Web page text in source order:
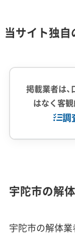
宇陀市で解体
物理的・法的
原、室生など
（イエローゾ
ン）の新規・再
特にレッドゾー
当サイト独
掲載業者は
はなく客
調
従業員30人以上
宇陀市の解
宇陀市の解体業